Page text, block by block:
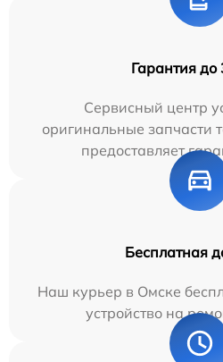
Гарантия до
Сервисный центр
оригинальные запчасти
предоставляет
Бесплатная
Наш курьер в Омске
устройство на